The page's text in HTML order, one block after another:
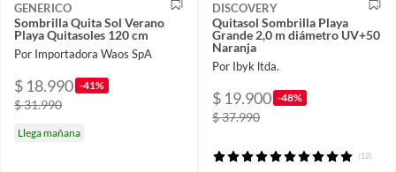
GENERICO
Sombrilla Quita Sol Verano
Playa Quitasoles 120 cm
Por Importadora Waos SpA
$ 18.990 -41%
$ 31.990
Llega mañana
DISCOVERY
Quitasol Sombrilla Playa
Grande 2,0 m diámetro UV+50
Naranja
Por Ibyk ltda.
$ 19.900 -48%
$ 37.990
(12)